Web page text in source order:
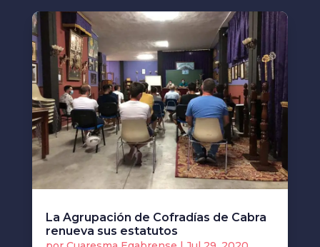
La Agrupación de Cofradías de Cabra
renueva sus estatutos